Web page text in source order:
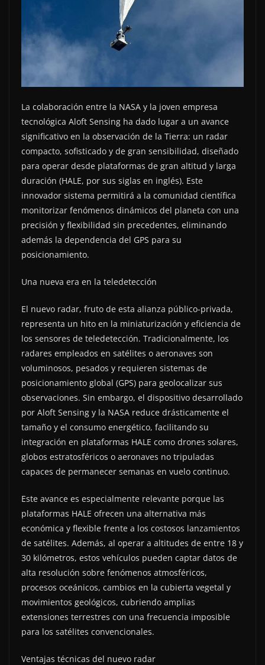
La colaboración entre la NASA y la joven empresa
tecnológica Aloft Sensing ha dado lugar a un avance
significativo en la observación de la Tierra: un radar
compacto, sofisticado y de gran sensibilidad, diseñado
para operar desde plataformas de gran altitud y larga
duración (HALE, por sus siglas en inglés). Este
innovador sistema permitirá a la comunidad científica
monitorizar fenómenos dinámicos del planeta con una
precisión y flexibilidad sin precedentes, eliminando
además la dependencia del GPS para su
posicionamiento.
Una nueva era en la teledetección
El nuevo radar, fruto de esta alianza público-privada,
representa un hito en la miniaturización y eficiencia de
los sensores de teledetección. Tradicionalmente, los
radares empleados en satélites o aeronaves son
voluminosos, pesados y requieren sistemas de
posicionamiento global (GPS) para geolocalizar sus
observaciones. Sin embargo, el dispositivo desarrollado
por Aloft Sensing y la NASA reduce drásticamente el
tamaño y el consumo energético, facilitando su
integración en plataformas HALE como drones solares,
globos estratosféricos o aeronaves no tripuladas
capaces de permanecer semanas en vuelo continuo.
Este avance es especialmente relevante porque las
plataformas HALE ofrecen una alternativa más
económica y flexible frente a los costosos lanzamientos
de satélites. Además, al operar a altitudes de entre 18 y
30 kilómetros, estos vehículos pueden captar datos de
alta resolución sobre fenómenos atmosféricos,
procesos oceánicos, cambios en la cubierta vegetal y
movimientos geológicos, cubriendo amplias
extensiones terrestres con una frecuencia imposible
para los satélites convencionales.
Ventajas técnicas del nuevo radar